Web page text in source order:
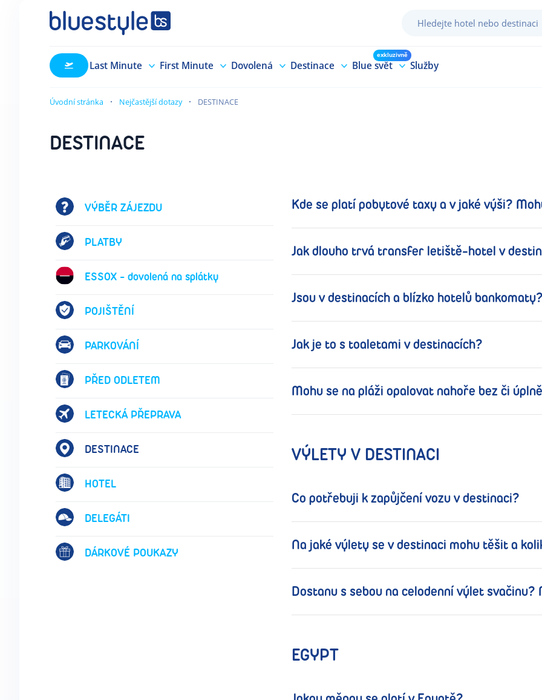
Last Minute First Minute Dovolená Destinace Blue svět
exkluzivně
Služby
Úvodní stránka Nejčastější dotazy DESTINACE
DESTINACE
VÝBĚR ZÁJEZDU
PLATBY
ESSOX - dovolená na splátky
POJIŠTĚNÍ
PARKOVÁNÍ
PŘED ODLETEM
LETECKÁ PŘEPRAVA
DESTINACE
HOTEL
DELEGÁTI
DÁRKOVÉ POUKAZY
Kde se platí pobytové taxy a v jaké výši?
Jak dlouho trvá transfer letiště-hotel v
Jsou v destinacích a blízko hotelů bankomaty?
Jak je to s toaletami v destinacích?
Mohu se na pláži opalovat nahoře bez či
VÝLETY V DESTINACI
Co potřebuji k zapůjčení vozu v destinaci?
Na jaké výlety se v destinaci mohu těšit a
Dostanu s sebou na celodenní výlet
EGYPT